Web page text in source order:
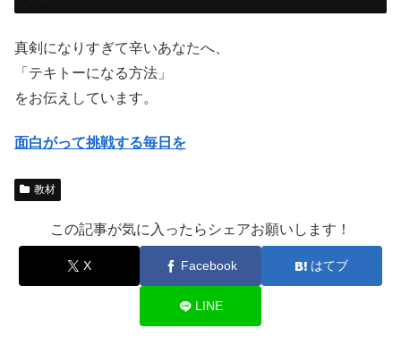
真剣になりすぎて辛いあなたへ、
「テキトーになる方法」
をお伝えしています。
面白がって挑戦する毎日を
教材
この記事が気に入ったらシェアお願いします！
X Facebook はてブ
LINE